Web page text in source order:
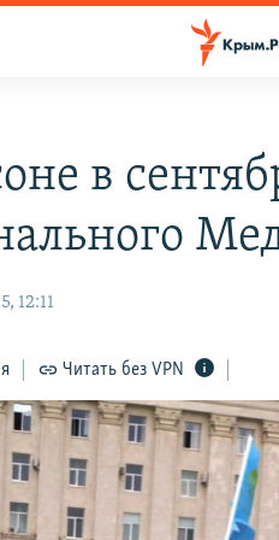
в
12:11
Читать без VPN